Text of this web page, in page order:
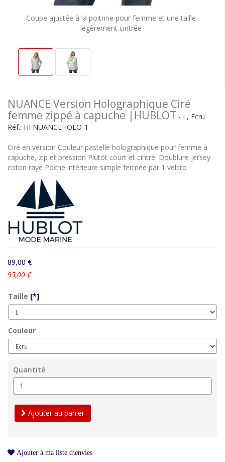
Coupe ajustée à la poitrine pour femme et une taille
légèrement cintrée
NUANCE Version Holographique Ciré
femme zippé à capuche |HUBLOT - L, Ecru
Réf.: HFNUANCEHOLO-1
Ciré en version Couleur pastelle holographique pour femme à
capuche, zip et pression Plutôt court et cintré. Doublure jersey
coton rayé Poche intérieure simple fermée par 1 velcro
89,00 €
95,00 €
Taille [*]
Couleur
Quantité
Ajouter au panier
Ajouter à ma liste d\envies